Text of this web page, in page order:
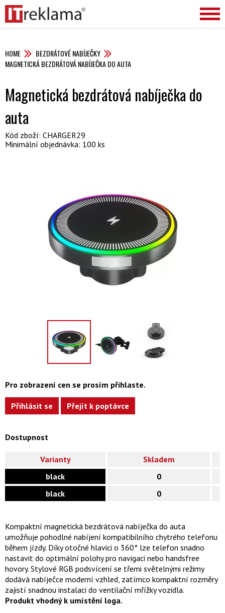
HOME
BEZDRÁTOVÉ NABÍJEČKY
MAGNETICKÁ BEZDRÁTOVÁ NABÍJEČKA DO AUTA
Magnetická bezdrátová nabíječka do
auta
Kód zboží: CHARGER29
Minimální objednávka: 100 ks
Pro zobrazení cen se prosím přihlaste.
Přihlásit se Přejít k poptávce
Dostupnost
Varianty
Skladem
black
0
black
0
Kompaktní magnetická bezdrátová nabíječka do auta
umožňuje pohodlné nabíjení kompatibilního chytrého telefonu
během jízdy. Díky otočné hlavici o 360° lze telefon snadno
nastavit do optimální polohy pro navigaci nebo handsfree
hovory. Stylové RGB podsvícení se třemi světelnými režimy
dodává nabíječce moderní vzhled, zatímco kompaktní rozměry
zajistí snadnou instalaci do ventilační mřížky vozidla.
Produkt vhodný k umístění loga.